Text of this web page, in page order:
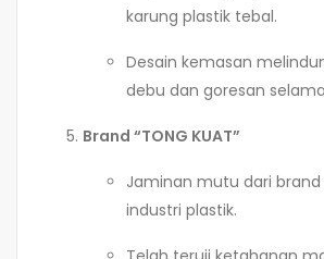
karung plastik tebal.
Desain kemasan
debu dan goresan
Brand “TONG KUAT”
Jaminan mutu dari
industri plastik.